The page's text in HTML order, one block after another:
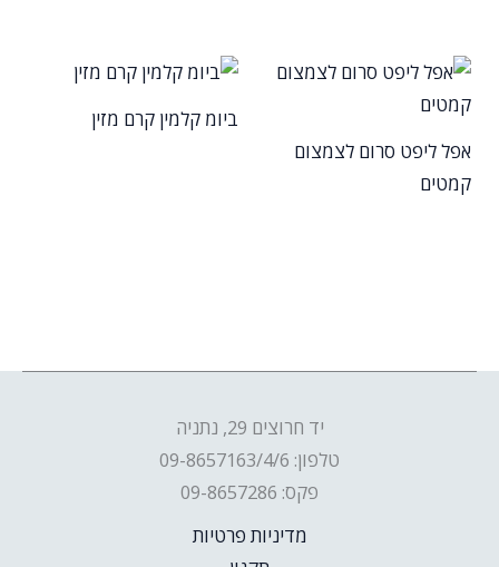
אפל ליפט סרום לצמצום
קמטים
ביומ קלמין קרם מזין
יד חרוצים 29, נתניה
טלפון: 09-8657163/4/6
פקס: 09-8657286
מדיניות פרטיות